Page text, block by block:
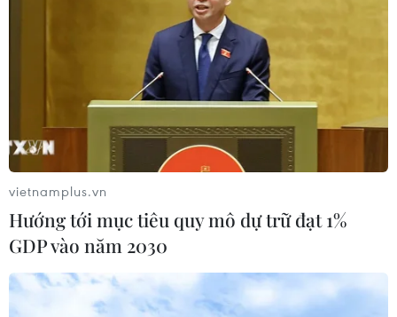
TIN CÙNG CHUYÊN MỤC
Iran và Oman thống nhất mở lại eo
biển Hormuz trong 60 ngày
06/08/2026 12:25
vietnamplus.vn
Hướng tới mục tiêu quy mô dự trữ đạt 1%
GDP vào năm 2030